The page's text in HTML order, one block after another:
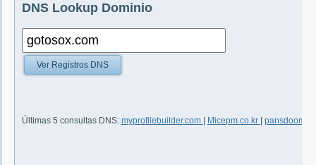
DNS Lookup Dominio
Ver Registros DNS
Últimas 5 consultas DNS: myprofilebuilder.com Micepm.co.kr pansdoom.tk